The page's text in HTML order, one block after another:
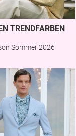
TRENDFARBEN
Sommer 2026